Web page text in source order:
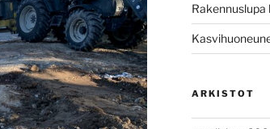
Rakennuslupa
ARKISTOT